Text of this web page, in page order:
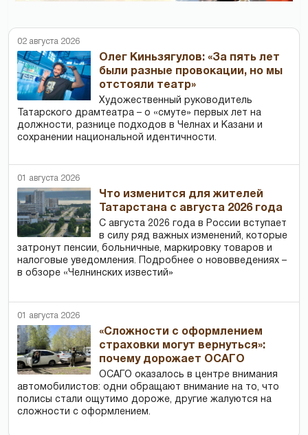
02 августа 2026
Олег Киньзягулов: «За пять лет
были разные провокации, но мы
отстояли театр»
Художественный руководитель
Татарского драмтеатра – о «смуте» первых лет на
должности, разнице подходов в Челнах и Казани и
сохранении национальной идентичности.
01 августа 2026
Что изменится для жителей
Татарстана с августа 2026 года
С августа 2026 года в России вступает
в силу ряд важных изменений, которые
затронут пенсии, больничные, маркировку товаров и
налоговые уведомления. Подробнее о нововведениях –
в обзоре «Челнинских известий»
01 августа 2026
«Сложности с оформлением
страховки могут вернуться»:
почему дорожает ОСАГО
ОСАГО оказалось в центре внимания
автомобилистов: одни обращают внимание на то, что
полисы стали ощутимо дороже, другие жалуются на
сложности с оформлением.